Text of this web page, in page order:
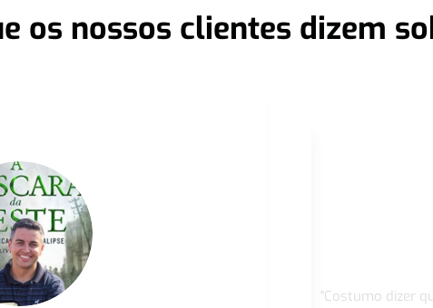
os nossos clientes dizem
"Costumo dizer